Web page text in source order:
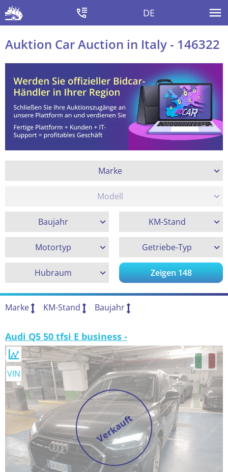
DE
Auktion Car Auction in Italy - 146322
Marke
Modell
Baujahr KM-Stand
Motortyp Getriebe-Typ
Hubraum Zeigen148
Marke KM-Stand Baujahr
Audi Q5 50 tfsi E business -
Verkauft
VIN